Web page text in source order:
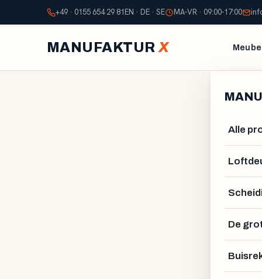
+49 · 0155 654 29 81EN · DE · SE MA-VR · 09:00-17:00
MANUFAKTURX
Alle
De